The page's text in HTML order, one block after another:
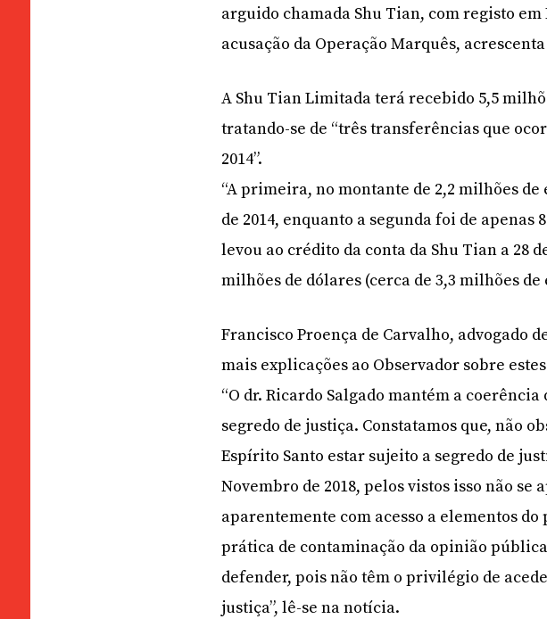
arguido chamada Shu Tian, com registo em
acusação da Operação Marquês,
A Shu Tian Limitada terá recebido 5,5
tratando-se de “três transferências que
2014”.
“A primeira, no montante de 2,2 milhões
de 2014, enquanto a segunda foi de apenas
levou ao crédito da conta da Shu Tian a 28
milhões de dólares (cerca de 3,3 milhões de
Francisco Proença de Carvalho, advogado
mais explicações ao Observador sobre
“O dr. Ricardo Salgado mantém a
segredo de justiça. Constatamos que, não
Espírito Santo estar sujeito a segredo de
Novembro de 2018, pelos vistos isso não
aparentemente com acesso a elementos
prática de contaminação da opinião
defender, pois não têm o privilégio de
justiça”, lê-se na notícia.